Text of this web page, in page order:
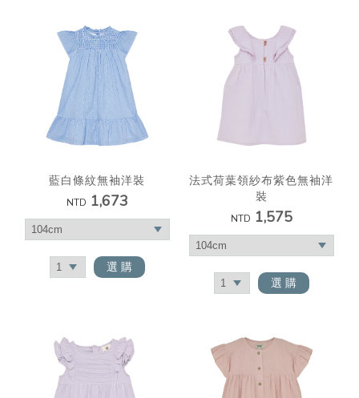
藍白條紋無袖洋裝
NTD 1,673
選 購
法式荷葉領紗布紫色無袖洋
裝
NTD 1,575
選 購